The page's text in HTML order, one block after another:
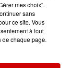
Bruce
que
mes choix".
sans
ce site. Vous
à tout
de chaque page.